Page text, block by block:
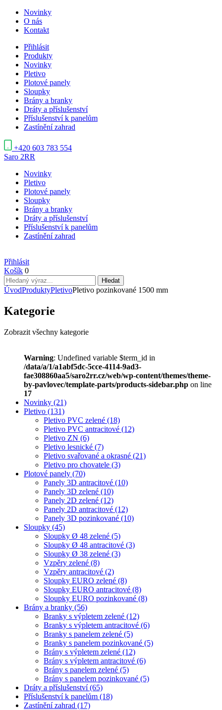
Novinky
O nás
Kontakt
Přihlásit
Produkty
Novinky
Pletivo
Plotové panely
Sloupky
Brány a branky
Dráty a příslušenství
Příslušenství k panelům
Zastínění zahrad
+420 603 783 554
Saro 2RR
Novinky
Pletivo
Plotové panely
Sloupky
Brány a branky
Dráty a příslušenství
Příslušenství k panelům
Zastínění zahrad
Přihlásit
Košík 0
ÚvodProduktyPletivoPletivo pozinkované 1500 mm
Kategorie
Zobrazit všechny kategorie
Warning: Undefined variable $term_id in
/data/a/1/a1abf5dc-5cce-4114-9ad3-
fae308860aa5/saro2rr.cz/web/wp-content/themes/theme-
by-pavlovec/template-parts/products-sidebar.php on line
17
Novinky (21)
Pletivo (131)
Pletivo PVC zelené (18)
Pletivo PVC antracitové (12)
Pletivo ZN (6)
Pletivo lesnické (7)
Pletivo svařované a okrasné (21)
Pletivo pro chovatele (3)
Plotové panely (70)
Panely 3D antracitové (10)
Panely 3D zelené (10)
Panely 2D zelené (12)
Panely 2D antracitové (12)
Panely 3D pozinkované (10)
Sloupky (45)
Sloupky Ø 48 zelené (5)
Sloupky Ø 48 antracitové (3)
Sloupky Ø 38 zelené (3)
Vzpěry zelené (8)
Vzpěry antracitové (2)
Sloupky EURO zelené (8)
Sloupky EURO antracitové (8)
Sloupky EURO pozinkované (8)
Brány a branky (56)
Branky s výpletem zelené (12)
Branky s výpletem antracitové (6)
Branky s panelem zelené (5)
Branky s panelem pozinkované (5)
Brány s výpletem zelené (12)
Brány s výpletem antracitové (6)
Brány s panelem zelené (5)
Brány s panelem pozinkované (5)
Dráty a příslušenství(65)
Příslušenství k panelům (18)
Zastínění zahrad (17)